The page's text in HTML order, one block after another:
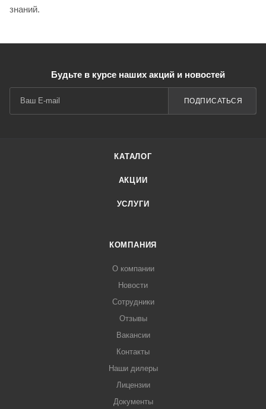
знаний.
Будьте в курсе наших акций и новостей
ПОДПИСАТЬСЯ
КАТАЛОГ
АКЦИИ
УСЛУГИ
КОМПАНИЯ
О компании
Новости
Сотрудники
Отзывы
Вакансии
Контакты
Наши дилеры
Лицензии
Документы